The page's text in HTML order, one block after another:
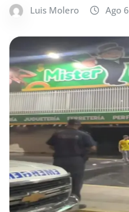
Luis Molero Ago